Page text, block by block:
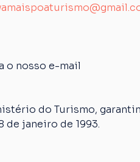
o nosso e-mail
do Turismo,
de janeiro de 1993.